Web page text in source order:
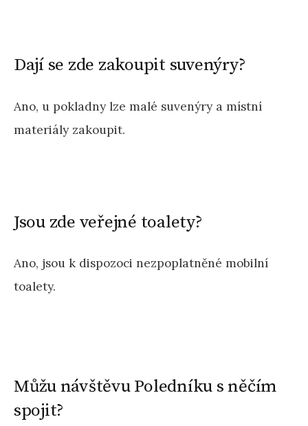
Dají se zde zakoupit suvenýry?
Ano, u pokladny lze malé suvenýry a místní
materiály zakoupit.
Jsou zde veřejné toalety?
Ano, jsou k dispozoci nezpoplatněné mobilní
toalety.
Můžu návštěvu Poledníku s něčím
spojit?